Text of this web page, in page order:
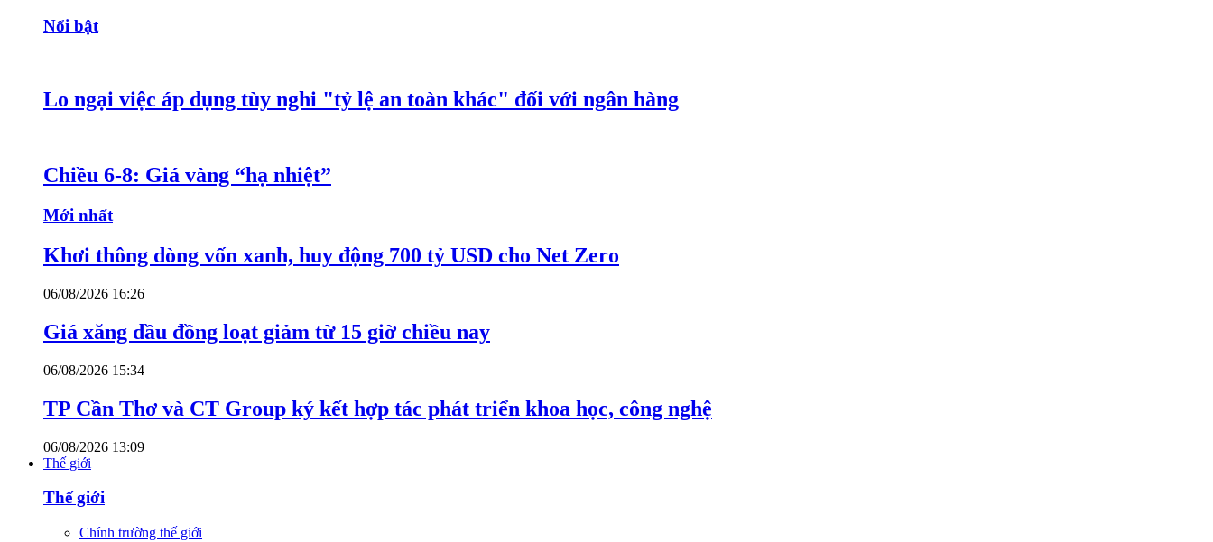
Nổi bật
Lo ngại việc áp dụng tùy nghi "tỷ lệ an toàn khác" đối với ngân hàng
Chiều 6-8: Giá vàng “hạ nhiệt”
Mới nhất
Khơi thông dòng vốn xanh, huy động 700 tỷ USD cho Net Zero
06/08/2026 16:26
Giá xăng dầu đồng loạt giảm từ 15 giờ chiều nay
06/08/2026 15:34
TP Cần Thơ và CT Group ký kết hợp tác phát triển khoa học, công nghệ
06/08/2026 13:09
Thế giới
Thế giới
Chính trường thế giới